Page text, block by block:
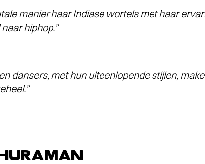
manier haar Indiase wortels met haar
hiphop.”
dansers, met hun uiteenlopende stijlen,